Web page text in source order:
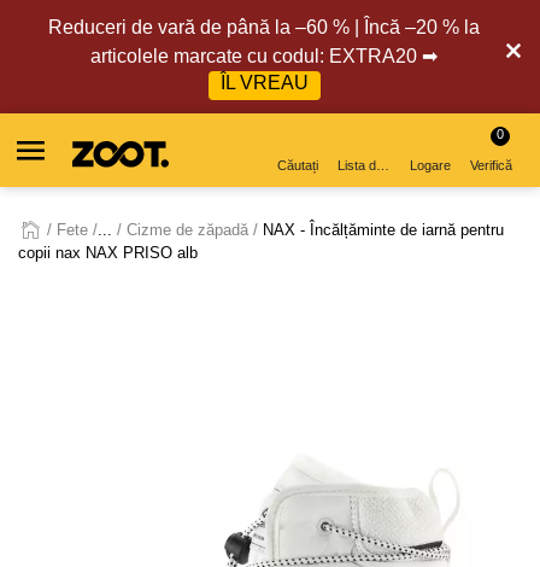
Reduceri de vară de până la –60 % | Încă –20 % la
articolele marcate cu codul: EXTRA20 ➡
ÎL VREAU
Căutați Logare Verifică
0
Fete ... Cizme de zăpadă
NAX - Încălțăminte de iarnă pentru
copii nax NAX PRISO alb